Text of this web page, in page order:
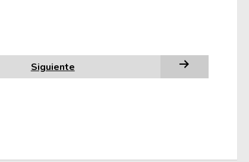
Siguiente